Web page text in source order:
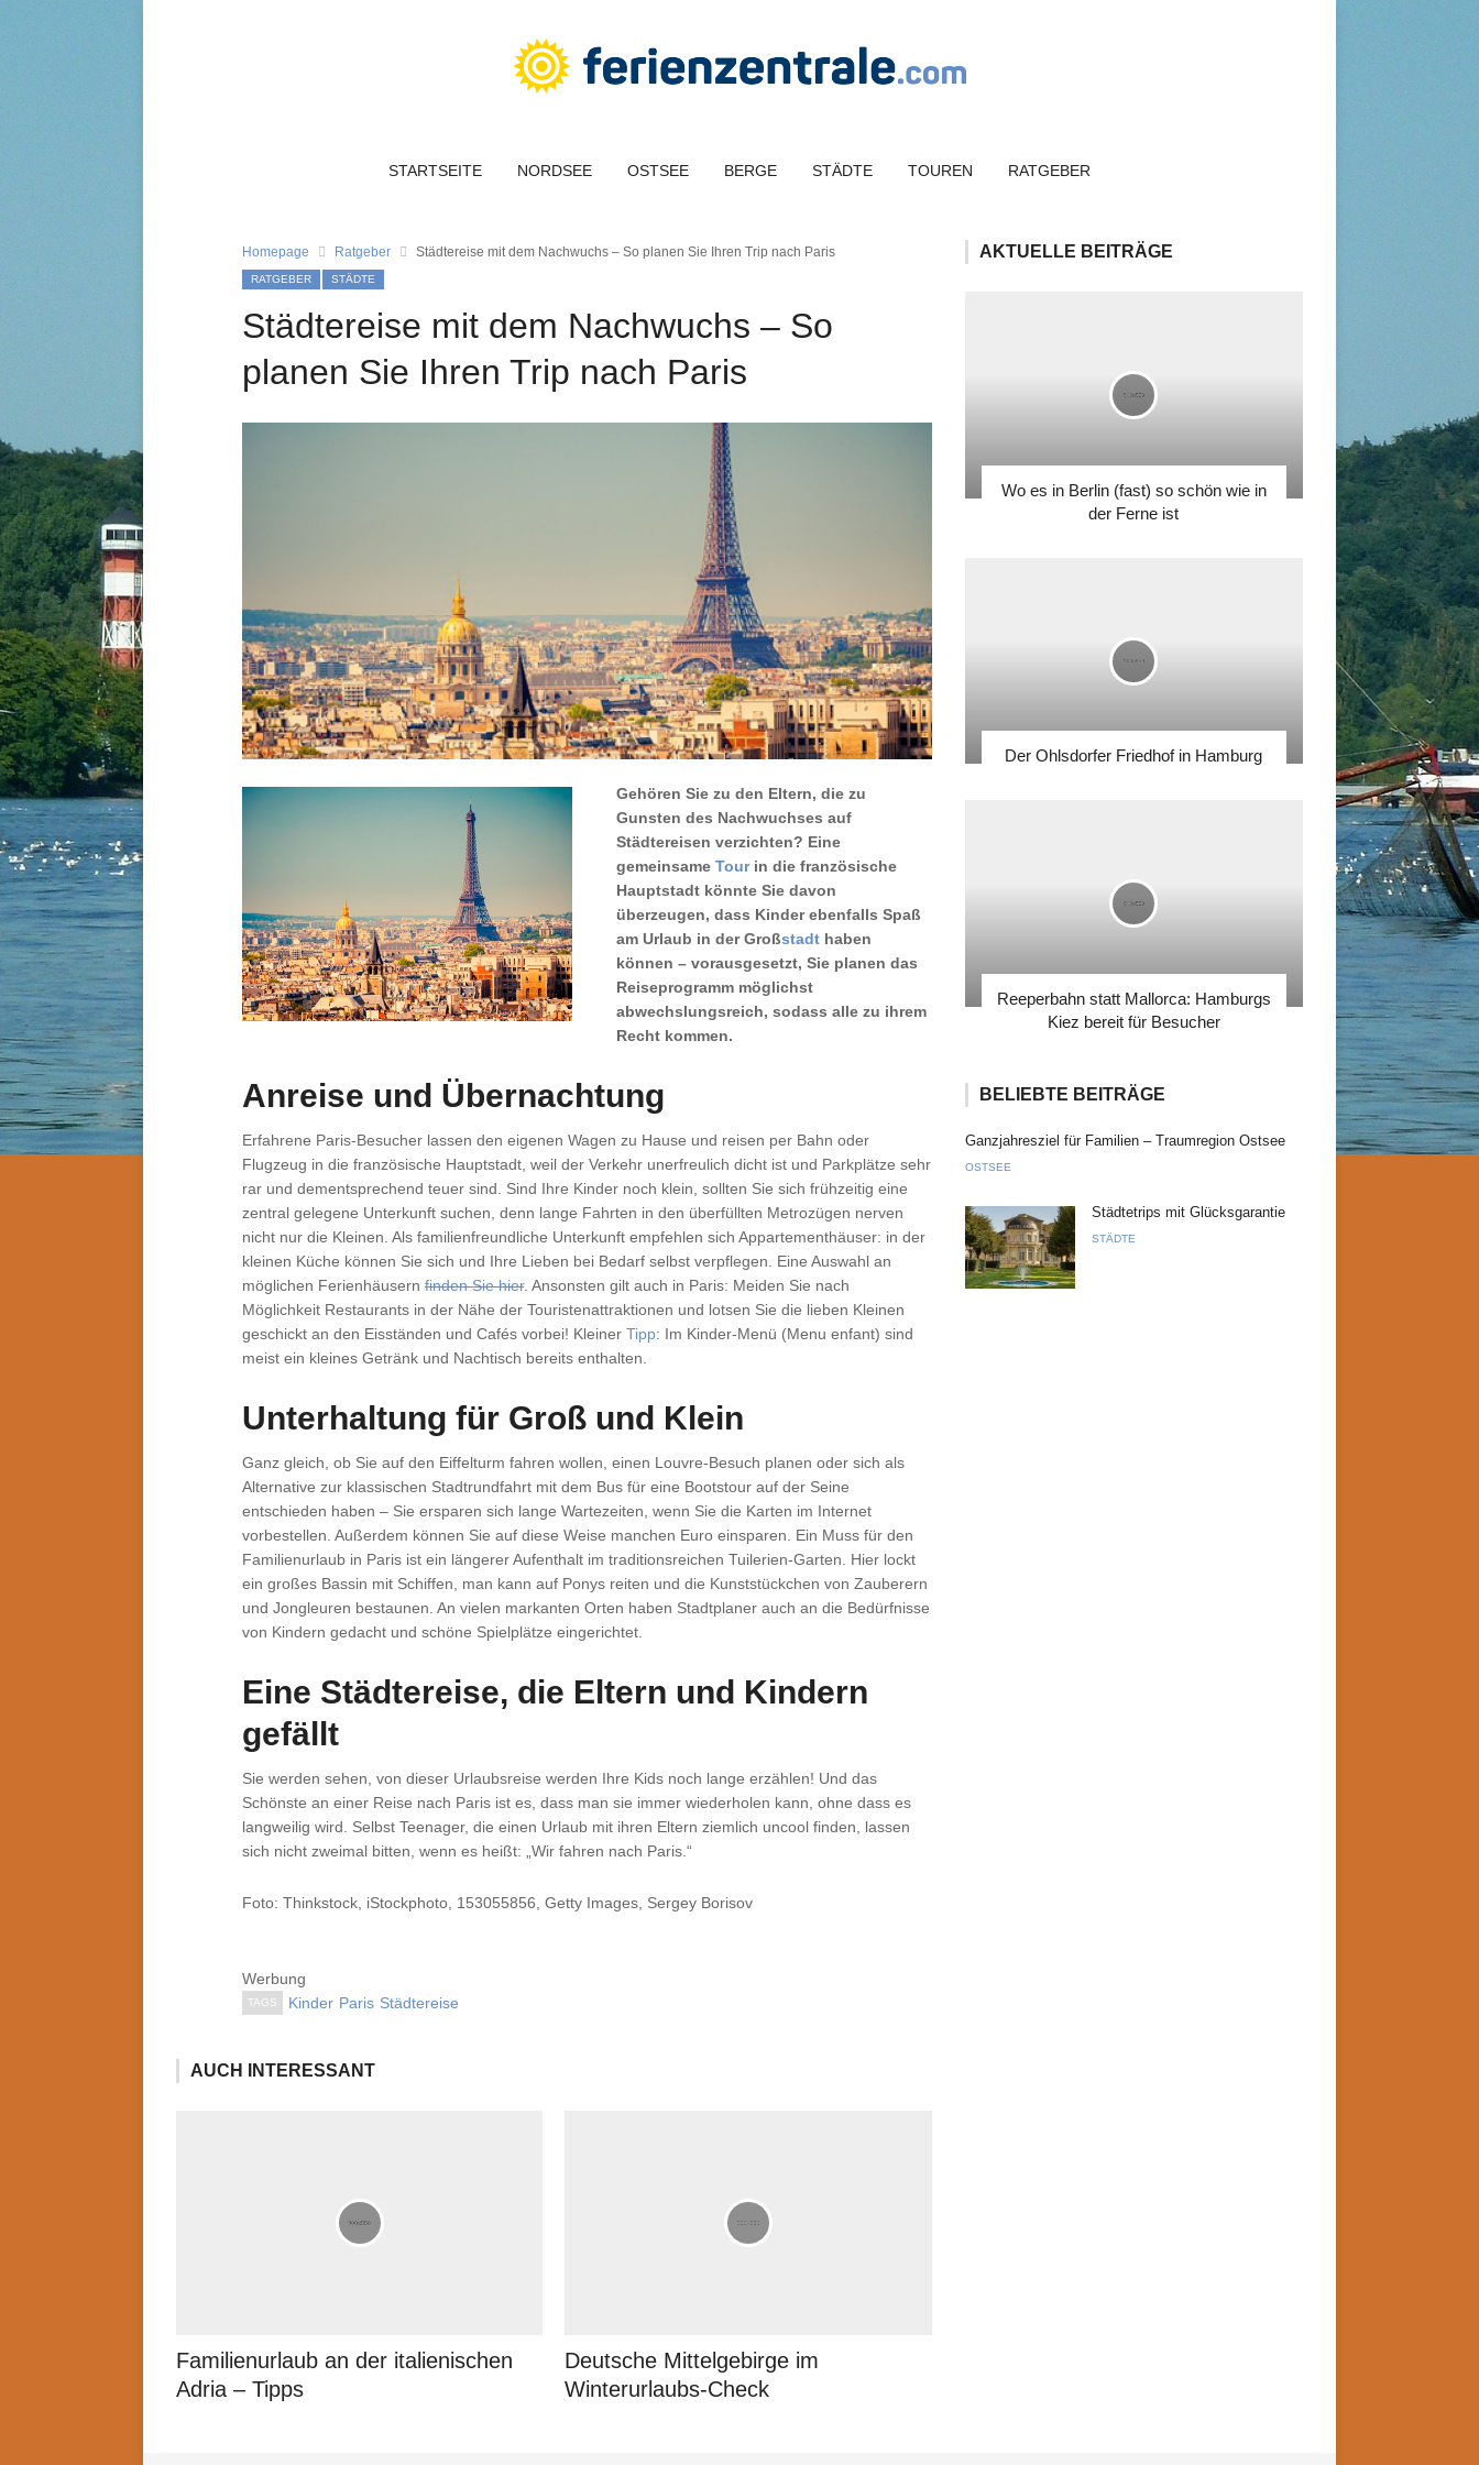
STARTSEITE NORDSEE OSTSEE BERGE STÄDTE TOUREN RATGEBER
Homepage Ratgeber Städtereise mit dem Nachwuchs – So planen Sie Ihren Trip nach Paris
RATGEBER STÄDTE
Städtereise mit dem Nachwuchs – So
planen Sie Ihren Trip nach Paris
Gehören Sie zu den Eltern, die zu
Gunsten des Nachwuchses auf
Städtereisen verzichten? Eine
gemeinsame Tourin die französische
Hauptstadt könnte Sie davon
überzeugen, dass Kinder ebenfalls Spaß
am Urlaub in der Großstadt haben
können – vorausgesetzt, Sie planen das
Reiseprogramm möglichst
abwechslungsreich, sodass alle zu ihrem
Recht kommen.
Anreise und Übernachtung
Erfahrene Paris-Besucher lassen den eigenen Wagen zu Hause und reisen per Bahn oder
Flugzeug in die französische Hauptstadt, weil der Verkehr unerfreulich dicht ist und Parkplätze sehr
rar und dementsprechend teuer sind. Sind Ihre Kinder noch klein, sollten Sie sich frühzeitig eine
zentral gelegene Unterkunft suchen, denn lange Fahrten in den überfüllten Metrozügen nerven
nicht nur die Kleinen. Als familienfreundliche Unterkunft empfehlen sich Appartementhäuser: in der
kleinen Küche können Sie sich und Ihre Lieben bei Bedarf selbst verpflegen. Eine Auswahl an
möglichen Ferienhäusern finden Sie hier. Ansonsten gilt auch in Paris: Meiden Sie nach
Möglichkeit Restaurants in der Nähe der Touristenattraktionen und lotsen Sie die lieben Kleinen
geschickt an den Eisständen und Cafés vorbei! Kleiner Tipp: Im Kinder-Menü (Menu enfant) sind
meist ein kleines Getränk und Nachtisch bereits enthalten.
Unterhaltung für Groß und Klein
Ganz gleich, ob Sie auf den Eiffelturm fahren wollen, einen Louvre-Besuch planen oder sich als
Alternative zur klassischen Stadtrundfahrt mit dem Bus für eine Bootstour auf der Seine
entschieden haben – Sie ersparen sich lange Wartezeiten, wenn Sie die Karten im Internet
vorbestellen. Außerdem können Sie auf diese Weise manchen Euro einsparen. Ein Muss für den
Familienurlaub in Paris ist ein längerer Aufenthalt im traditionsreichen Tuilerien-Garten. Hier lockt
ein großes Bassin mit Schiffen, man kann auf Ponys reiten und die Kunststückchen von Zauberern
und Jongleuren bestaunen. An vielen markanten Orten haben Stadtplaner auch an die Bedürfnisse
von Kindern gedacht und schöne Spielplätze eingerichtet.
Eine Städtereise, die Eltern und Kindern
gefällt
Sie werden sehen, von dieser Urlaubsreise werden Ihre Kids noch lange erzählen! Und das
Schönste an einer Reise nach Paris ist es, dass man sie immer wiederholen kann, ohne dass es
langweilig wird. Selbst Teenager, die einen Urlaub mit ihren Eltern ziemlich uncool finden, lassen
sich nicht zweimal bitten, wenn es heißt: „Wir fahren nach Paris.“
Foto: Thinkstock, iStockphoto, 153055856, Getty Images, Sergey Borisov
Werbung
TAGS Kinder Paris Städtereise
AUCH INTERESSANT
Familienurlaub an der italienischen
Adria – Tipps
Deutsche Mittelgebirge im
Winterurlaubs-Check
AKTUELLE BEITRÄGE
Wo es in Berlin (fast) so schön wie in
der Ferne ist
Der Ohlsdorfer Friedhof in Hamburg
Reeperbahn statt Mallorca: Hamburgs
Kiez bereit für Besucher
BELIEBTE BEITRÄGE
Ganzjahresziel für Familien – Traumregion Ostsee
OSTSEE
Städtetrips mit Glücksgarantie
STÄDTE